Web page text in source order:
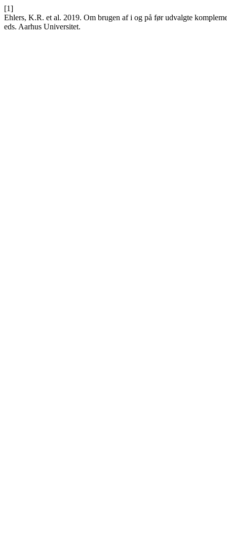
[1]
Ehlers, K.R. et al. 2019. Om brugen af i og på før udvalgte
eds. Aarhus Universitet.